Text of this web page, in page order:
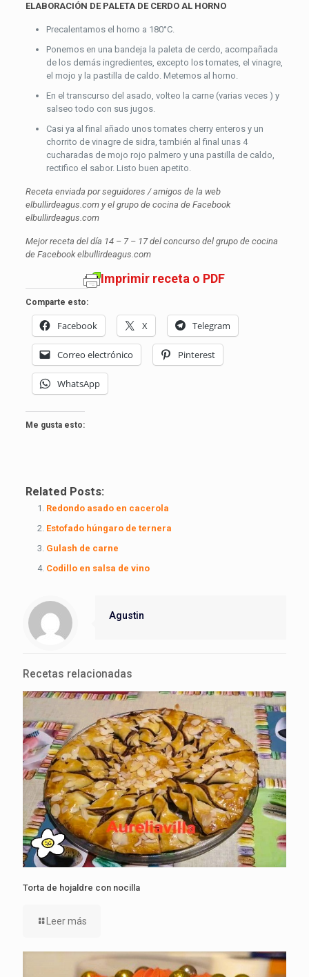
ELABORACIÓN DE PALETA DE CERDO AL HORNO
Precalentamos el horno a 180°C.
Ponemos en una bandeja la paleta de cerdo, acompañada
de los demás ingredientes, excepto los tomates, el vinagre,
el mojo y la pastilla de caldo. Metemos al horno.
En el transcurso del asado, volteo la carne (varias veces ) y
salseo todo con sus jugos.
Casi ya al final añado unos tomates cherry enteros y un
chorrito de vinagre de sidra, también al final unas 4
cucharadas de mojo rojo palmero y una pastilla de caldo,
rectifico el sabor. Listo buen apetito.
Receta enviada por seguidores / amigos de la web
elbullirdeagus.com y el grupo de cocina de Facebook
elbullirdeagus.com
Mejor receta del día 14 – 7 – 17 del concurso del grupo de cocina
de Facebook elbullirdeagus.com
Imprimir receta o PDF
Comparte esto:
Facebook X Telegram
Correo electrónico Pinterest
WhatsApp
Me gusta esto:
Related Posts:
Redondo asado en cacerola
Estofado húngaro de ternera
Gulash de carne
Codillo en salsa de vino
Agustin
Recetas relacionadas
Torta de hojaldre con nocilla
Leer más